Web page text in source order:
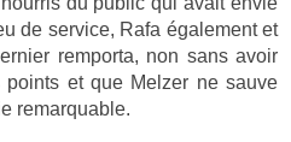
de ser­vice, Rafa égale­ment et
re­mpor­ta, non sans avoir
et que Melz­er ne sauve
re­mar­qu­able.